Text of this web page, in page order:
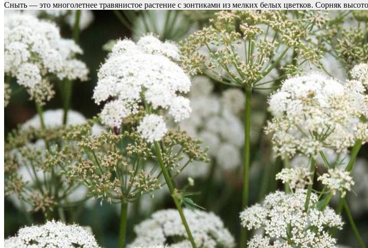
Сныть — это многолетнее травянистое растение с зонтиками из мелких белых цветков. Сорняк